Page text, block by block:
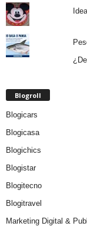
Blogroll
Blogicars
Blogicasa
Blogichics
Blogistar
Blogitecno
Blogitravel
Marketing Digital &